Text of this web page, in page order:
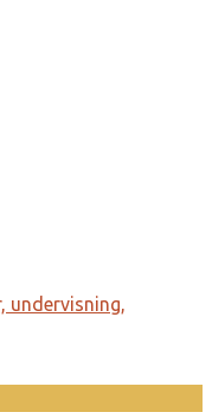
under­visning,